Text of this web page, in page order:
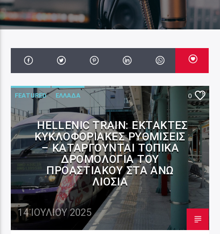
FEATURED ΕΛΛΑΔΑ 0
HELLENIC TRAIN: ΈΚΤΑΚΤΕΣ
ΚΥΚΛΟΦΟΡΙΑΚΈΣ ΡΥΘΜΊΣΕΙΣ
– KΑΤΑΡΓΟΎΝΤΑΙ ΤΟΠΙΚΆ
ΔΡΟΜΟΛΌΓΙΑ ΤΟΥ
ΠΡΟΑΣΤΙΑΚΟΎ ΣΤΑ ΆΝΩ
ΛΙΌΣΙΑ
14 ΙΟΥΛΊΟΥ 2025